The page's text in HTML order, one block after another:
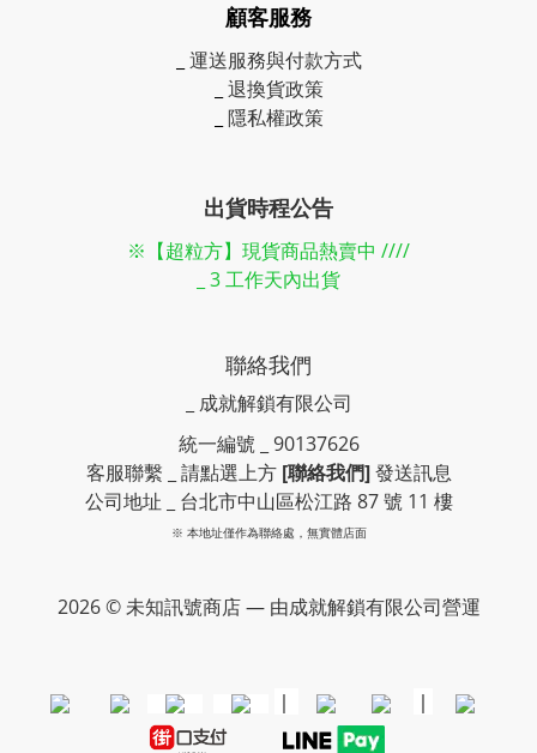
顧客服務
運送服務與付款方式
退換貨政策
隱私權政策
出貨時程公告
※【超粒方】現貨商品熱賣中 ////
_ 3 工作天內出貨
聯絡我們
_ 成就解鎖有限公司
統一編號 _ 90137626
客服聯繫 _ 請點選上方 [聯絡我們]發送訊息
公司地址 _ 台北市中山區松江路 87 號 11 樓
※ 本地址僅作為聯絡處，無實體店面
2026 © 未知訊號商店 — 由成就解鎖有限公司營運
｜ ｜